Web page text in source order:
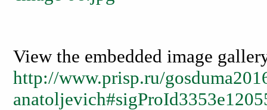
View the embedded image
http://www.prisp.ru/